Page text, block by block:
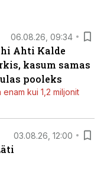
06.08.26, 09:34
Ahti Kalde
kasum samas
pooleks
kui 1,2 miljonit
03.08.26, 12:00